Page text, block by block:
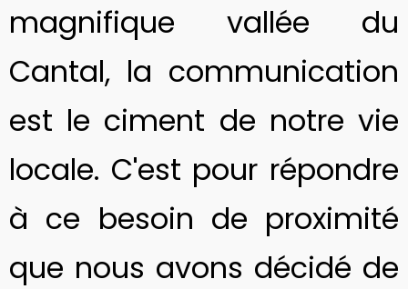
magnifique vallée du
Cantal, la communication
est le ciment de notre vie
locale. C'est pour répondre
à ce besoin de proximité
que nous avons décidé de